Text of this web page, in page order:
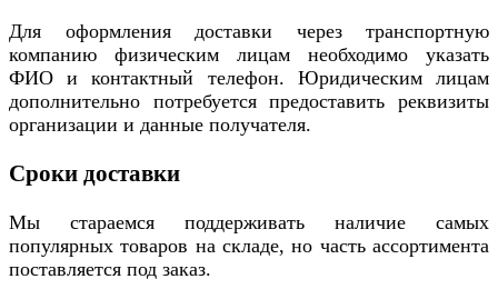
Для оформления доставки через транспортную
компанию физическим лицам необходимо указать
ФИО и контактный телефон. Юридическим лицам
дополнительно потребуется предоставить реквизиты
организации и данные получателя.
Сроки доставки
Мы стараемся поддерживать наличие самых
популярных товаров на складе, но часть ассортимента
поставляется под заказ.